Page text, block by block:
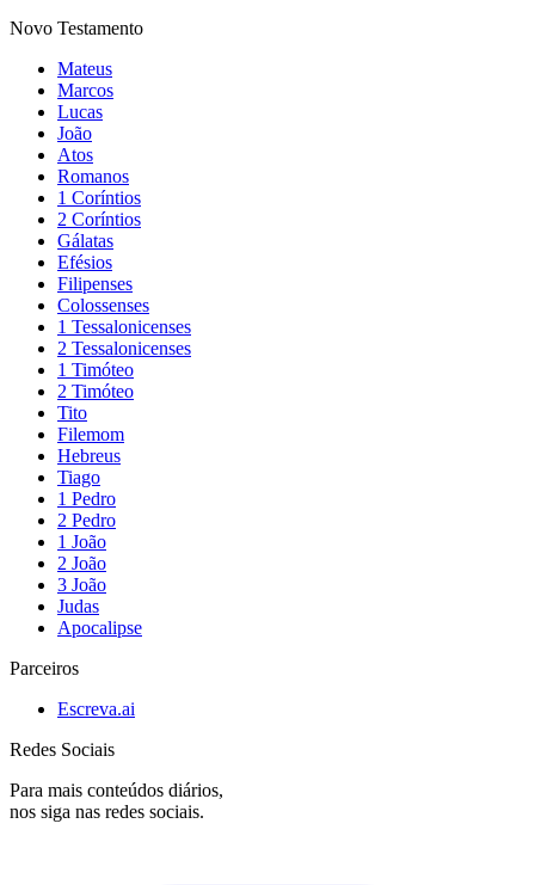
Novo Testamento
Mateus
Marcos
Lucas
João
Atos
Romanos
1 Coríntios
2 Coríntios
Gálatas
Efésios
Filipenses
Colossenses
1 Tessalonicenses
2 Tessalonicenses
1 Timóteo
2 Timóteo
Tito
Filemom
Hebreus
Tiago
1 Pedro
2 Pedro
1 João
2 João
3 João
Judas
Apocalipse
Parceiros
Escreva.ai
Redes Sociais
Para mais conteúdos diários,
nos siga nas redes sociais.